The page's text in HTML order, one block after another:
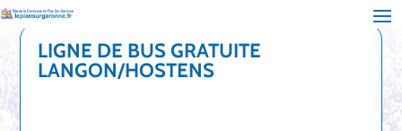
LIGNE DE BUS GRATUITE
LANGON/HOSTENS